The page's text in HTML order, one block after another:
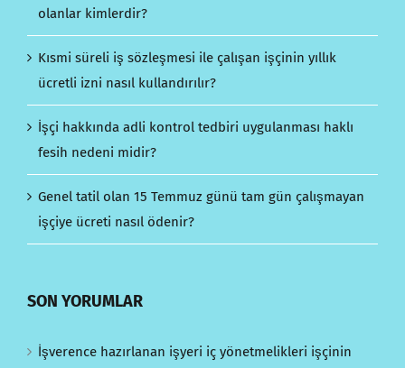
olanlar kimlerdir?
Kısmi süreli iş sözleşmesi ile çalışan işçinin yıllık
ücretli izni nasıl kullandırılır?
İşçi hakkında adli kontrol tedbiri uygulanması haklı
fesih nedeni midir?
Genel tatil olan 15 Temmuz günü tam gün çalışmayan
işçiye ücreti nasıl ödenir?
SON YORUMLAR
İşverence hazırlanan işyeri iç yönetmelikleri işçinin